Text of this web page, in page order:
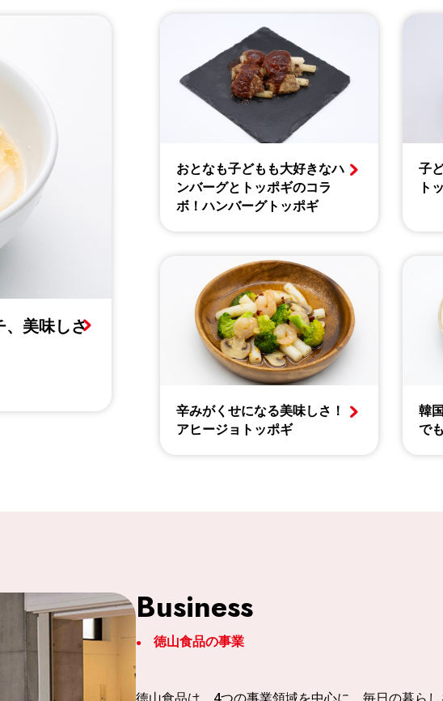
、美味しさ
おとなも子どもも大好きなハ
ンバーグとトッポギのコラ
ボ！ハンバーグトッポギ
子
ト
辛みがくせになる美味しさ！
アヒージョトッポギ
韓
で
Business
徳山食品の事業
徳山食品は、4つの事業領域を中心に、毎日の暮ら